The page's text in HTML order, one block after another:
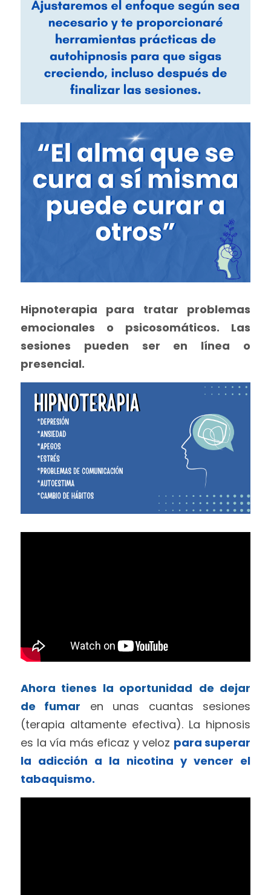
Hipnoterapia para tratar problemas
emocionales o psicosomáticos. Las
sesiones pueden ser en línea o
presencial.
Ahora tienes la oportunidad de dejar
de fumar en unas cuantas sesiones
(terapia altamente efectiva). La hipnosis
es la vía más eficaz y veloz para superar
la adicción a la nicotina y vencer el
tabaquismo.